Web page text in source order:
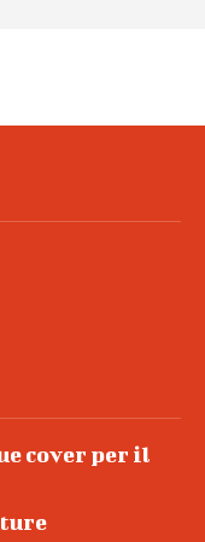
cover per il